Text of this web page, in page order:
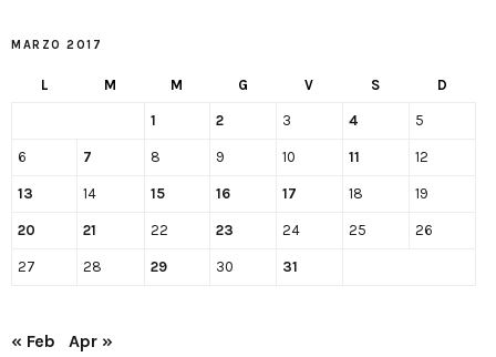
MARZO 2017
L M M G V S D
1 2 3 4 5
6 7 8 9 10 11 12
13 14 15 16 17 18 19
20 21 22 23 24 25 26
27 28 29 30 31
« Feb Apr »